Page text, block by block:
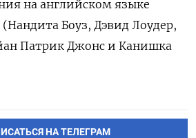
на английском языке
Боуз, Дэвид Лоудер,
Патрик Джонс и Канишка
НА ТЕЛЕГРАМ